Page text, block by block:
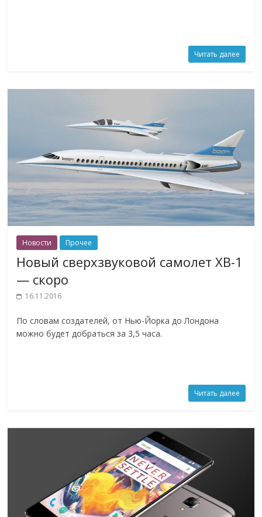
Читать далее
Новости Прочее
Новый сверхзвуковой самолет XB-1
— скоро
16.11.2016
По словам создателей, от Нью-Йорка до Лондона
можно будет добраться за 3,5 часа.
Читать далее